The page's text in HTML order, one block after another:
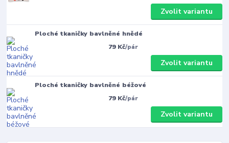
Zvolit variantu
Ploché tkaničky bavlněné hnědé
79 Kč/pár
Zvolit variantu
Ploché tkaničky bavlněné béžové
79 Kč/pár
Zvolit variantu